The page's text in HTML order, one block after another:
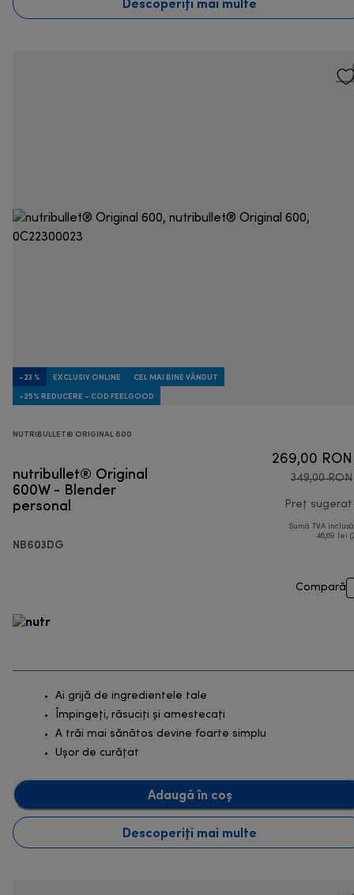
-23 % EXCLUSIV ONLINE
CEL MAI BINE VÂNDUT
-25% REDUCERE - COD FEELGOOD
NUTRIBULLET® ORIGINAL 600
nutribullet® Original
600W - Blender
personal
NB603DG
269,00 RON
349,00 RON
Preț sugerat
Sumă TVA
46,69 lei
Compară
Ai grijă de ingredientele tale
Împingeți, răsuciți și amestecați
A trăi mai sănătos devine foarte simplu
Ușor de curățat
Adaugă în coș
Descoperiți mai multe